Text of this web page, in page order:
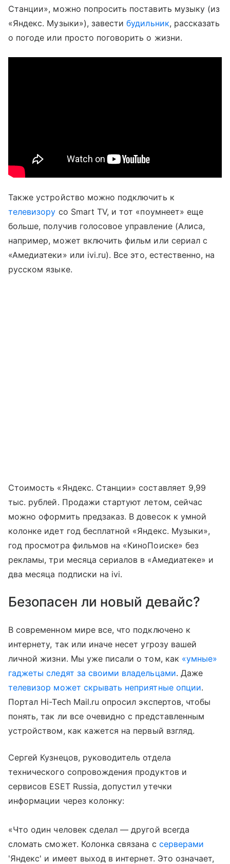
Станции», можно попросить поставить музыку (из
«Яндекс. Музыки»), завестибудильник, рассказать
о погоде или просто поговорить о жизни.
Также устройство можно подключить к
телевизору со Smart TV, и тот «поумнеет» еще
больше, получив голосовое управление (Алиса,
например, может включить фильм или сериал с
«Амедиатеки» или ivi.ru). Все это, естественно, на
русском языке.
Стоимость «Яндекс. Станции» составляет 9,99
тыс. рублей. Продажи стартуют летом, сейчас
можно оформить предзаказ. В довесок к умной
колонке идет год бесплатной «Яндекс. Музыки»,
год просмотра фильмов на «КиноПоиске» без
рекламы, три месяца сериалов в «Амедиатеке» и
два месяца подписки на ivi.
Безопасен ли новый девайс?
В современном мире все, что подключено к
интернету, так или иначе несет угрозу вашей
личной жизни. Мы уже писали о том, как «умные»
гаджеты следят за своими владельцами. Даже
телевизор может скрывать неприятные опции.
Портал Hi-Tech Mail.ru опросил экспертов, чтобы
понять, так ли все очевидно с представленным
устройством, как кажется на первый взгляд.
Сергей Кузнецов, руководитель отдела
технического сопровождения продуктов и
сервисов ESET Russia, допустил утечки
информации через колонку:
«Что один человек сделал — другой всегда
сломать сможет. Колонка связана с серверами
'Яндекс' и имеет выход в интернет. Это означает,